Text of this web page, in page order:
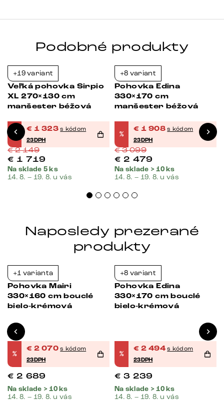
Podobné produkty
+19 variant
Veľká pohovka Sirpio
XL 270×130 cm
manšester béžová
%
€ 1 323 s kódom
23DPH
€2 149
€ 1 719
Na sklade 5 ks
14. 8. – 19. 8. u vás
Bestseller
+8 variant
Pohovka Edina
330×170 cm
manšester béžová
%
€ 1 908 s kódom
23DPH
€3 099
€ 2 479
Na sklade > 10 ks
14. 8. – 19. 8. u vás
Naposledy prezerané
produkty
+1 varianta
Pohovka Mairi
330×160 cm bouclé
bielo-krémová
%
€ 2 070 s kódom
23DPH
€ 2 689
Na sklade > 10 ks
14. 8. – 19. 8. u vás
+8 variant
Pohovka Edina
330×170 cm bouclé
bielo-krémová
%
€ 2 494 s kódom
23DPH
€ 3 239
Na sklade > 10 ks
14. 8. – 19. 8. u vás